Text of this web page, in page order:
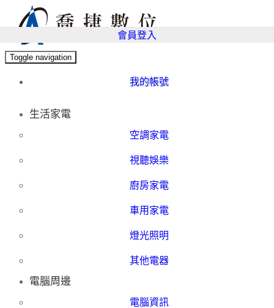
Toggle navigation
我的帳號
會員登入
生活家電
空調家電
視聽娛樂
廚房家電
車用家電
燈光照明
其他電器
電腦周邊
電腦資訊